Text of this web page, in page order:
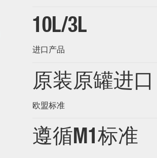
10L/3L
进口产品
原装原罐进口
欧盟标准
遵循M1标准